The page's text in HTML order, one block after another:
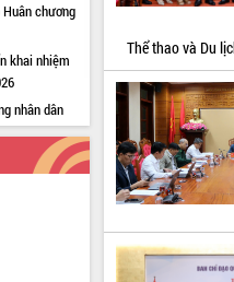
chương
khai nhiệm
nhân dân
nội dung
Minh
Thể thao và Du